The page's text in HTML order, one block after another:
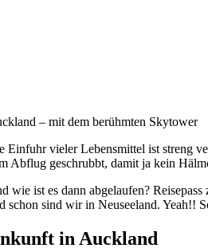
– mit dem berühmten Skytower
Einfuhr vieler Lebensmittel ist streng
Abflug geschrubbt, damit ja kein
wie ist es dann abgelaufen?
schon sind wir in Neuseeland. Yeah!!
in Auckland